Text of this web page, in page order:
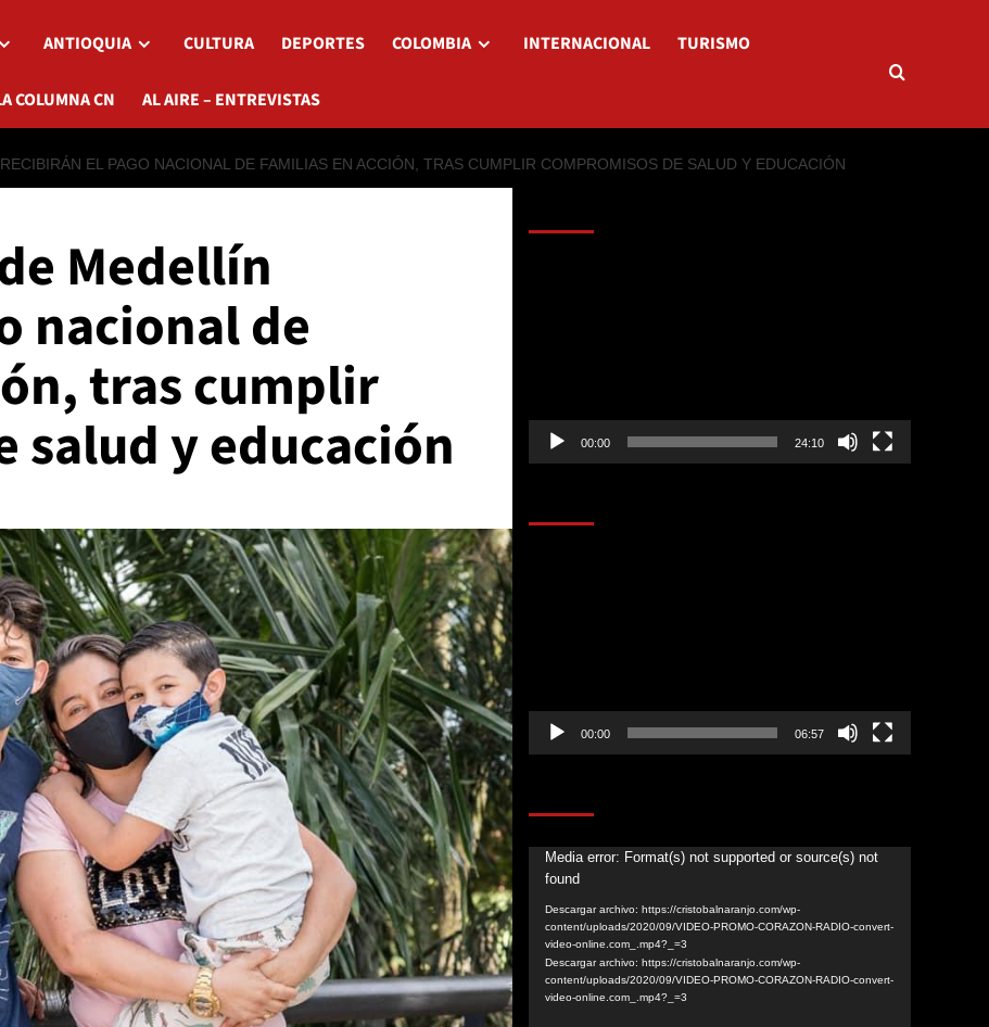
ANTIOQUIA CULTURA DEPORTES COLOMBIA INTERNACIONAL TURISMO
COLUMNA CN AL AIRE – ENTREVISTAS
EL PAGO NACIONAL DE FAMILIAS EN ACCIÓN, TRAS CUMPLIR COMPROMISOS DE SALUD Y EDUCACIÓN
Medellín
nacional de
tras cumplir
salud y educación 00:00 24:10
00:00 06:57
Reproductor
vídeo
Media error: Format(s) not supported or source(s) not
found
Descargar archivo: https://cristobalnaranjo.com/wp-
content/uploads/2020/09/VIDEO-PROMO-CORAZON-RADIO-convert-
video-online.com_.mp4?_=3
Descargar archivo: https://cristobalnaranjo.com/wp-
content/uploads/2020/09/VIDEO-PROMO-CORAZON-RADIO-convert-
video-online.com_.mp4?_=3